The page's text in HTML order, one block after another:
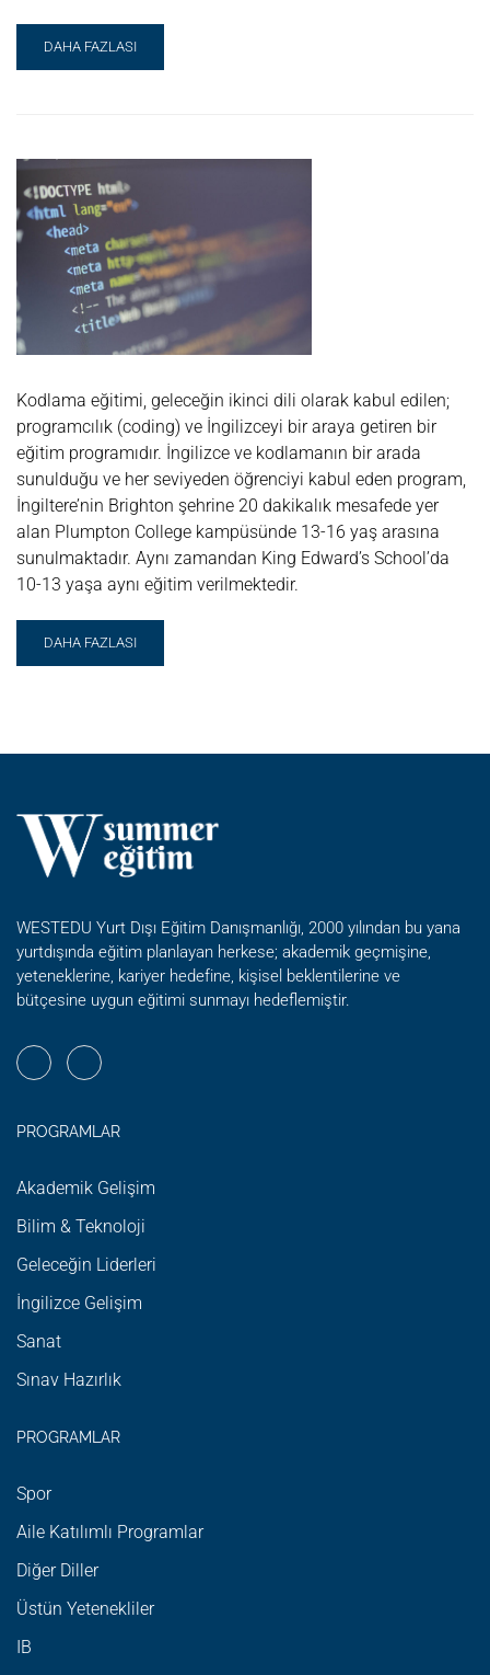
READ
MORE
YAZ
OKULU
DAHA FAZLASI
Kodlama eğitimi, geleceğin ikinci dili olarak kabul edilen;
programcılık (coding) ve İngilizceyi bir araya getiren bir
eğitim programıdır. İngilizce ve kodlamanın bir arada
sunulduğu ve her seviyeden öğrenciyi kabul eden program,
İngiltere’nin Brighton şehrine 20 dakikalık mesafede yer
alan Plumpton College kampüsünde 13-16 yaş arasına
sunulmaktadır. Aynı zamandan King Edward’s School’da
10-13 yaşa aynı eğitim verilmektedir.
READ
MORE
İNGILIZCE
DAHA FAZLASI
WESTEDU Yurt Dışı Eğitim Danışmanlığı, 2000 yılından bu yana
yurtdışında eğitim planlayan herkese; akademik geçmişine,
yeteneklerine, kariyer hedefine, kişisel beklentilerine ve
bütçesine uygun eğitimi sunmayı hedeflemiştir.
PROGRAMLAR
Akademik Gelişim
Bilim & Teknoloji
Geleceğin Liderleri
İngilizce Gelişim
Sanat
Sınav Hazırlık
PROGRAMLAR
Spor
Aile Katılımlı Programlar
Diğer Diller
Üstün Yetenekliler
IB